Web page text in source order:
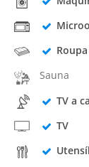
Sauna
TV a
TV